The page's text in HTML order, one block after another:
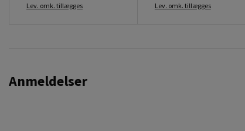
Lev. omk. tillægges Lev. omk. tillægges
Anmeldelser